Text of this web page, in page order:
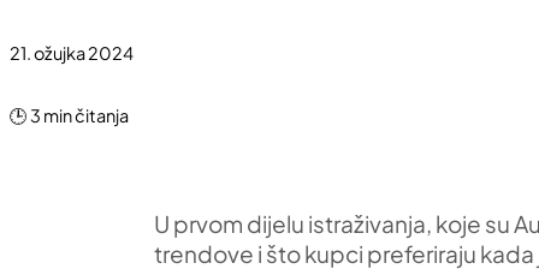
21. ožujka 2024
🕒 3 min čitanja
U prvom dijelu istraživanja, koje su
trendove i što kupci preferiraju